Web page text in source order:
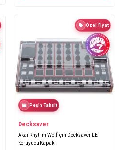
Özel Fiyat
Peşin Taksit
Decksaver
Akai Rhythm Wolf için Decksaver LE
Koruyucu Kapak